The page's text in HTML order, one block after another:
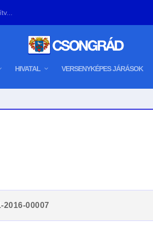
HIVATAL VERSENYKÉPES JÁRÁSOK
2016-00007